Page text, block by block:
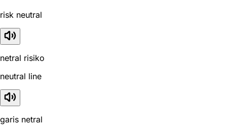
risk neutral
netral risiko
neutral line
garis netral